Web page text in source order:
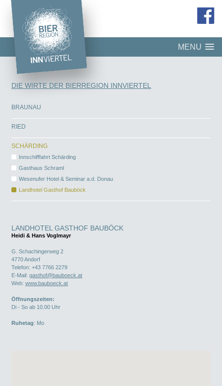
MENU
DIE WIRTE DER BIERREGION INNVIERTEL
BRAUNAU
RIED
SCHÄRDING
Innschifffahrt Schärding
Gasthaus Schraml
Wesenufer Hotel & Seminar a.d. Donau
Landhotel Gasthof Bauböck
LANDHOTEL GASTHOF BAUBÖCK
Heidi & Hans Voglmayr
G. Schachingerweg 2
4770Andorf
Telefon: +43 7766 2279
E-Mail: gasthof@bauboeck.at
Web: www.bauboeck.at
Öffnungszeiten:
Di - So ab 10.00 Uhr
Ruhetag: Mo